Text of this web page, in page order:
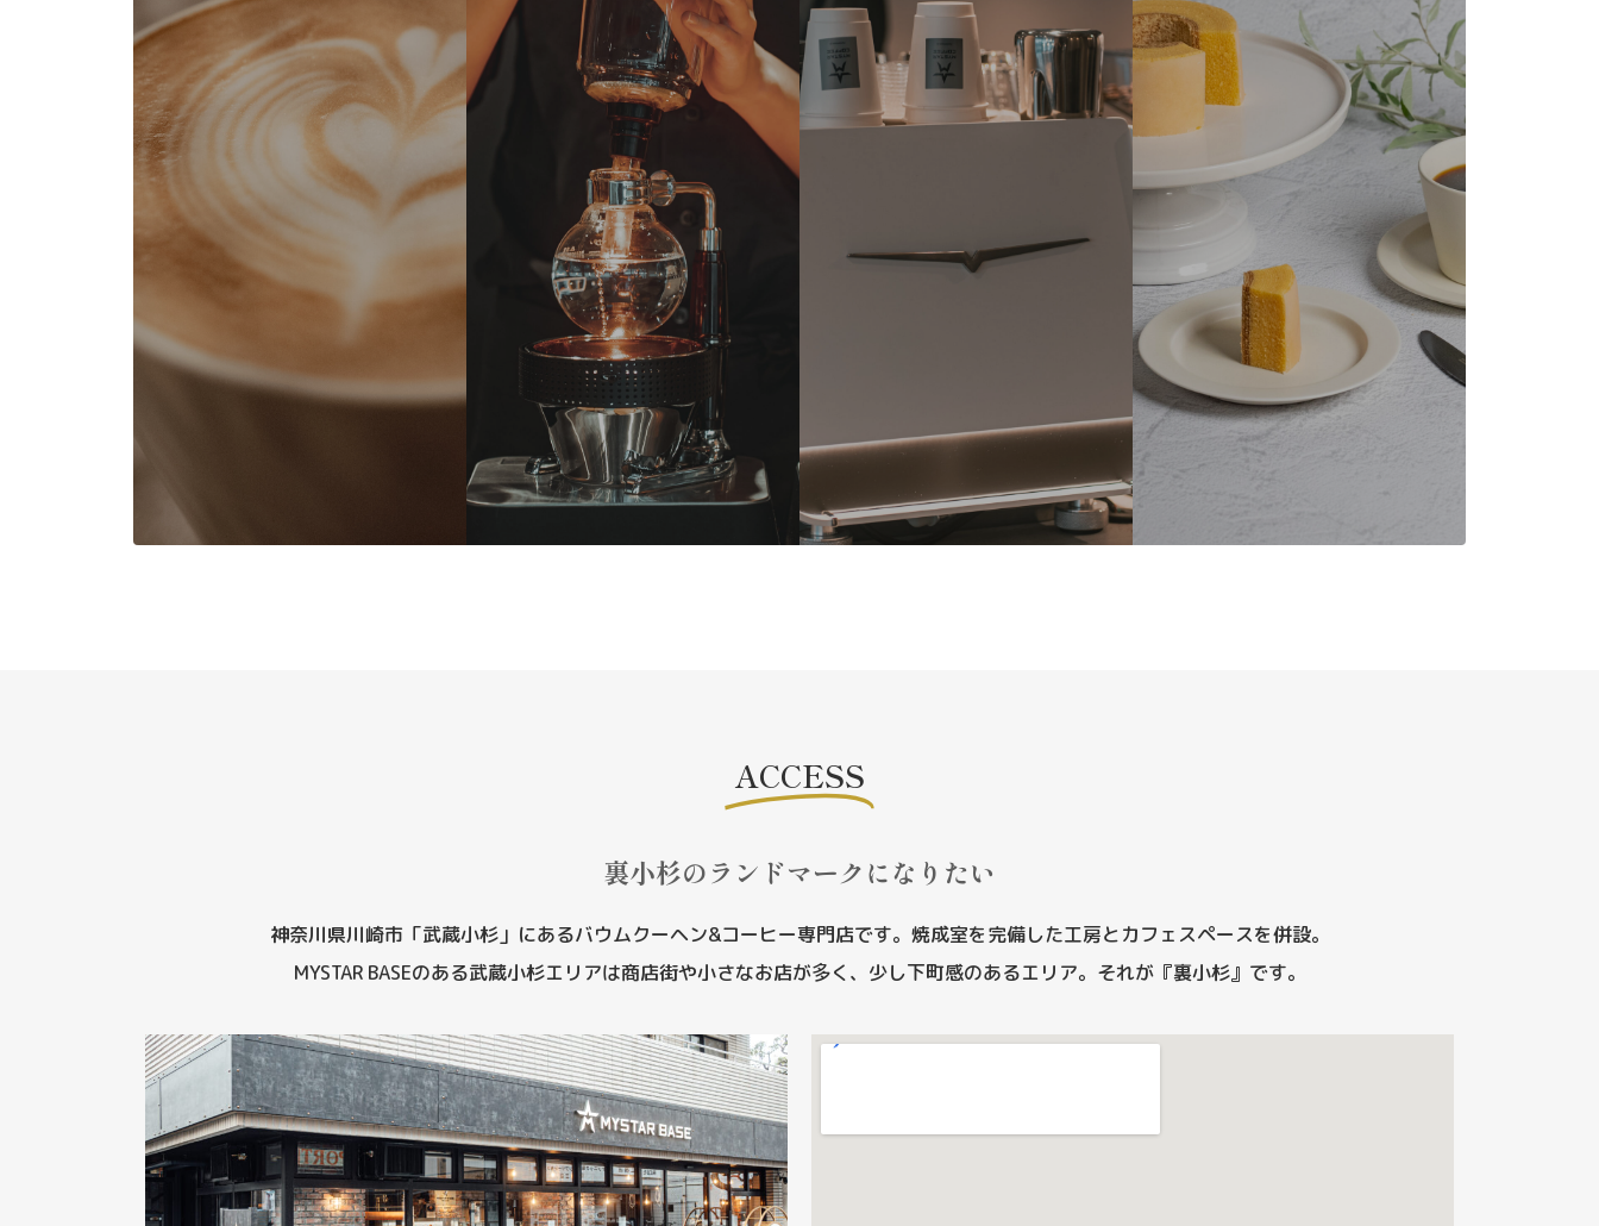
ACCESS
裏小杉のランドマークになりたい
神奈川県川崎市「武蔵小杉」にあるバウムクーヘン&コーヒー専門店です。 焼成室を完備した工房とカフェスペースを併設。
MYSTAR BASEのある武蔵小杉エリアは商店街や小さなお店が多く、少し下町感のあるエリア。 それが『裏小杉』です。